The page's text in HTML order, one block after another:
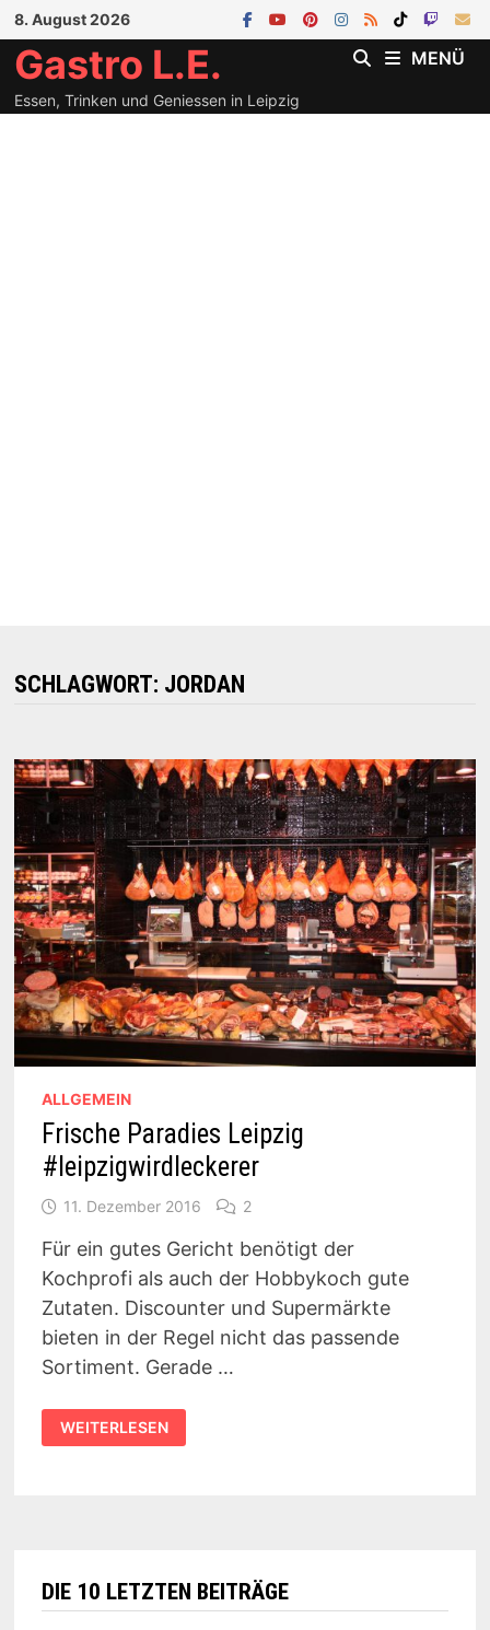
Zum
Inhalt
springen
8. August 2026
Gastro L.E.
Essen, Trinken und Geniessen in Leipzig
MENÜ
SCHLAGWORT: JORDAN
ALLGEMEIN
Frische Paradies Leipzig
#leipzigwirdleckerer
11. Dezember 2016 2
Für ein gutes Gericht benötigt der
Kochprofi als auch der Hobbykoch gute
Zutaten. Discounter und Supermärkte
bieten in der Regel nicht das passende
Sortiment. Gerade …
FRISCHE
PARADIES
LEIPZIG
WEITERLESEN
DIE 10 LETZTEN BEITRÄGE